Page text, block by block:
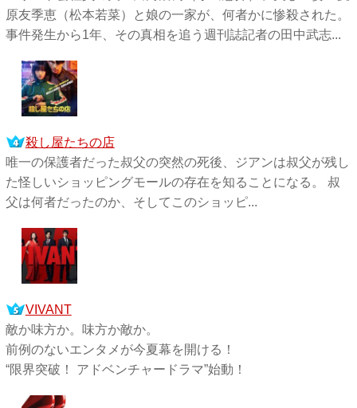
原友季恵（松本若菜）と娘の一家が、何者かに惨殺された。
事件発生から1年、その真相を追う週刊誌記者の田中武志...
殺し屋たちの店
唯一の保護者だった叔父の突然の死後、ジアンは叔父が残し
た怪しいショッピングモールの存在を知ることになる。 叔
父は何者だったのか、そしてこのショッピ...
VIVANT
敵か味方か。味方か敵か。
前例のないエンタメが今夏幕を開ける！
“限界突破！ アドベンチャードラマ”始動！